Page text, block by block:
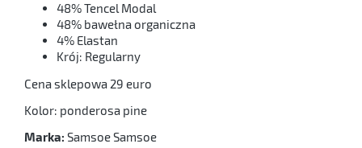
48% Tencel Modal
48% bawełna organiczna
4% Elastan
Krój: Regularny
Cena sklepowa 29 euro
Kolor: ponderosa pine
Marka: Samsoe Samsoe